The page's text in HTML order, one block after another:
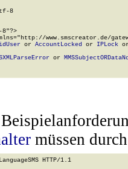
8
www.smscreator.de/
or AccountLocked or IPLock
or
müssen
HTTP/1.1